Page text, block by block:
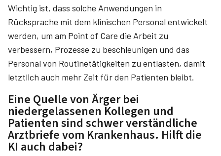
Wichtig ist, dass solche Anwendungen in
Rücksprache mit dem klinischen Personal entwickelt
werden, um am Point of Care die Arbeit zu
verbessern, Prozesse zu beschleunigen und das
Personal von Routinetätigkeiten zu entlasten, damit
letztlich auch mehr Zeit für den Patienten bleibt.
Eine Quelle von Ärger bei
niedergelassenen Kollegen und
Patienten sind schwer verständliche
Arztbriefe vom Krankenhaus. Hilft die
KI auch dabei?